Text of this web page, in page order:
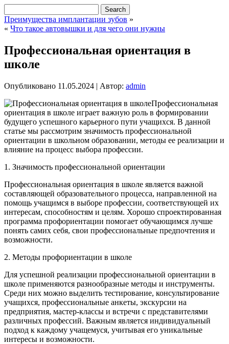
Преимущества имплантации зубов »
« Что такое автовышки и для чего они нужны
Профессиональная ориентация в
школе
Опубликовано 11.05.2024 | Автор: admin
Профессиональная
ориентация в школе играет важную роль в формировании
будущего успешного карьерного пути учащихся. В данной
статье мы рассмотрим значимость профессиональной
ориентации в школьном образовании, методы ее реализации и
влияние на процесс выбора профессии.
1. Значимость профессиональной ориентации
Профессиональная ориентация в школе является важной
составляющей образовательного процесса, направленной на
помощь учащимся в выборе профессии, соответствующей их
интересам, способностям и целям. Хорошо спроектированная
программа профориентации помогает обучающимся лучше
понять самих себя, свои профессиональные предпочтения и
возможности.
2. Методы профориентации в школе
Для успешной реализации профессиональной ориентации в
школе применяются разнообразные методы и инструменты.
Среди них можно выделить тестирование, консультирование
учащихся, профессиональные анкеты, экскурсии на
предприятия, мастер-классы и встречи с представителями
различных профессий. Важным является индивидуальный
подход к каждому учащемуся, учитывая его уникальные
интересы и возможности.